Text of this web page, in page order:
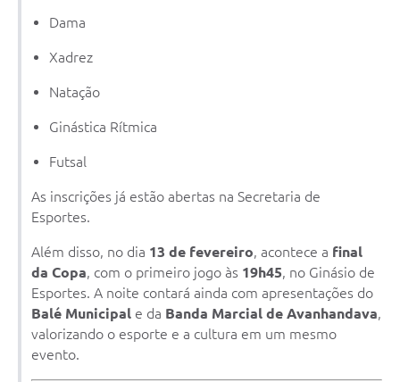
Dama
Xadrez
Natação
Ginástica Rítmica
Futsal
As inscrições já estão abertas na Secretaria de
Esportes.
Além disso, no dia 13 de fevereiro, acontece a final
da Copa, com o primeiro jogo às 19h45, no Ginásio de
Esportes. A noite contará ainda com apresentações do
Balé Municipal e da Banda Marcial de Avanhandava,
valorizando o esporte e a cultura em um mesmo
evento.